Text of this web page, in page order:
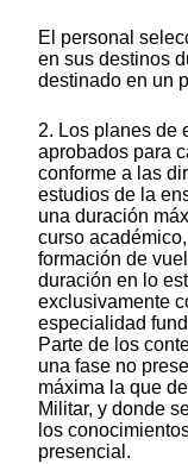
El personal
en sus destinos
destinado en un
2. Los planes de
aprobados para
conforme a las
estudios de la
una duración
curso
formación de
duración en lo
exclusivamente
especialidad
Parte de los
una fase no
máxima la que
Militar, y donde
los
presencial.